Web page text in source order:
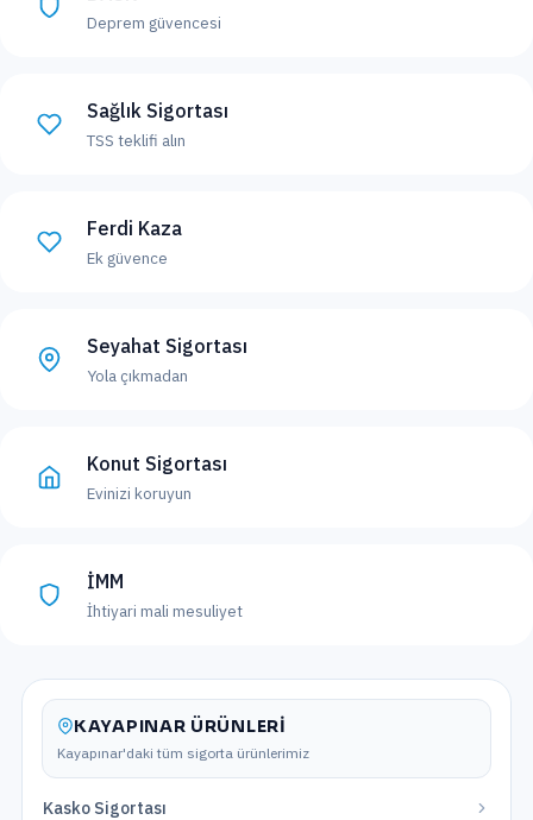
Deprem güvencesi
Sağlık Sigortası
TSS teklifi alın
Ferdi Kaza
Ek güvence
Seyahat Sigortası
Yola çıkmadan
Konut Sigortası
Evinizi koruyun
İMM
İhtiyari mali mesuliyet
KAYAPINAR ÜRÜNLERI
Kayapınar'daki tüm sigorta ürünlerimiz
Kasko Sigortası